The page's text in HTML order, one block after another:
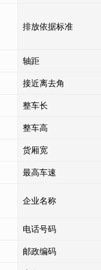
排放依据标准
轴距
接近离去角
整车长
整车高
货厢宽
最高车速
企业名称
电话号码
邮政编码